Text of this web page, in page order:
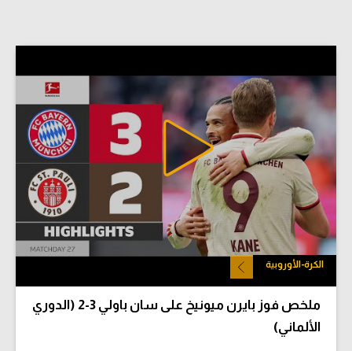
الكرة-الأوروبية
ملخص فوز بايرن ميونيخ على سان باولي 3-2 (الدوري
الألماني)